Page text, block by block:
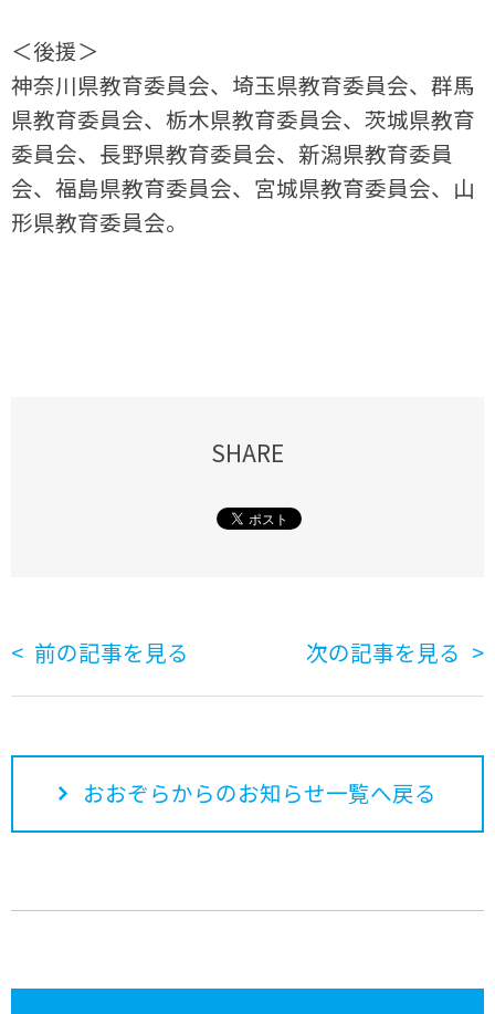
＜後援＞
神奈川県教育委員会、埼玉県教育委員会、群馬
県教育委員会、栃木県教育委員会、茨城県教育
委員会、長野県教育委員会、新潟県教育委員
会、福島県教育委員会、宮城県教育委員会、 山
形県教育委員会。
SHARE
前の記事を見る 次の記事を見る
おおぞらからのお知らせ一覧へ戻る